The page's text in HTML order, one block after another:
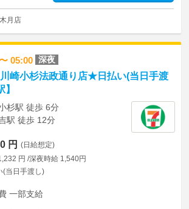
月店
05:00 深夜
崎小杉法政通り店★日払い(当日手渡
杉駅 徒歩 6分
駅 徒歩 12分
円 (日給想定)
円 /深夜時給 1,540円
(当日手渡し)
一部支給